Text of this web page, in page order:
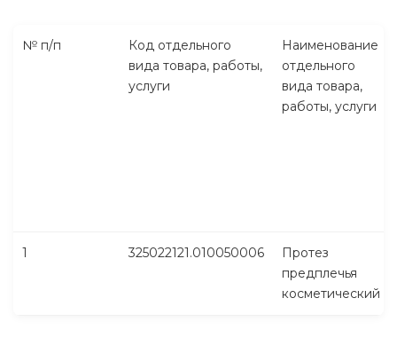
№ п/п
Код отдельного
вида товара, работы,
услуги
Наименование
отдельного
вида товара,
работы, услуги
1 325022121.010050006
Протез
предплечья
косметический